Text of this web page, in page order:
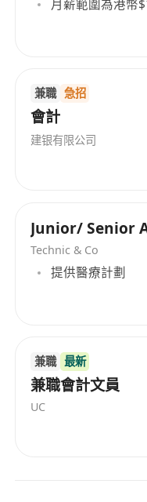
(星期一至星期五）
工资：$12K-18K
月薪範圍為港幣
兼職 急招
會計
建银有限公司
Junior/ Senior
Technic & Co
提供醫療計劃
兼職 最新
兼職會計文員
UC